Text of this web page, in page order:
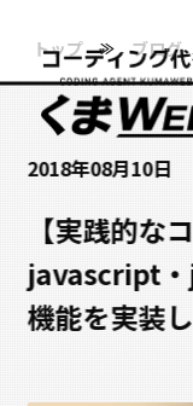
サービス一覧
トップ ブログ
2018年08月10日